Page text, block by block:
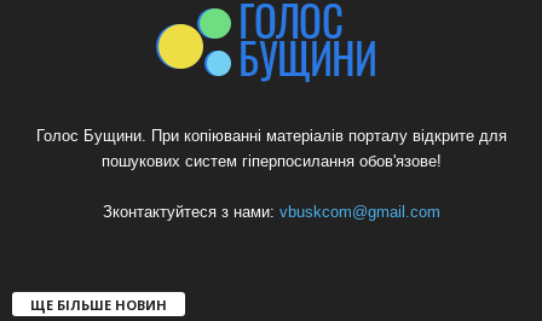
Голос Бущини. При копіюванні матеріалів порталу відкрите для
пошукових систем гіперпосилання обов'язове!
Зконтактуйтеся з нами: vbuskcom@gmail.com
ЩЕ БІЛЬШЕ НОВИН